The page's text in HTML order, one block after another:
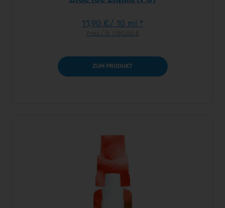
11,90 €/ 10 ml *
ZUM PRODUKT